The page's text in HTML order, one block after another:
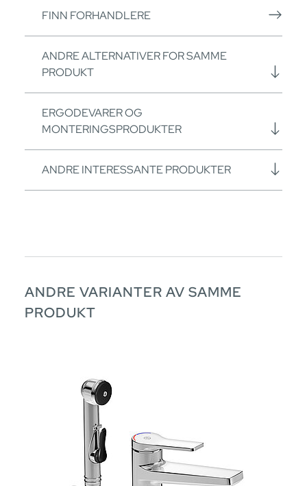
FINN FORHANDLERE
ANDRE ALTERNATIVER FOR SAMME
PRODUKT
ERGODEVARER OG
MONTERINGSPRODUKTER
ANDRE INTERESSANTE PRODUKTER
ANDRE VARIANTER AV SAMME
PRODUKT